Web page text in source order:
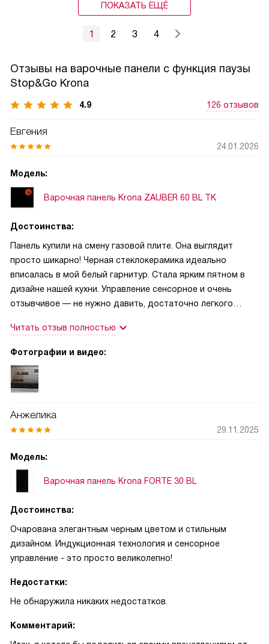
ПОКАЗАТЬ ЕЩЁ
1 2 3 4
Отзывы на варочные панели с функция паузы
Stop&Go Krona
4.9 126 отзывов
Евгения
24.01.2026
Модель:
Варочная панель Krona ZAUBER 60 BL TK
Достоинства:
Панель купили на смену газовой плите. Она выглядит
просто шикарно! Черная стеклокерамика идеально
вписалась в мой белый гарнитур. Стала ярким пятном в
дизайне нашей кухни. Управление сенсорное и очень
отзывчивое — не нужно давить, достаточно легкого
звонят в дверь или нужно срочно отойти, нажимаю одну
кнопку, и варка ставится на паузу с сохранением всех
современной хозяйки.
Читать отзыв полностью
Фотографии и видео:
Анжелика
29.11.2025
Модель:
Варочная панель Krona FORTE 30 BL
Достоинства:
Очарована элегантным черным цветом и стильным
дизайном. Индукционная технология и сенсорное
управление - это просто великолепно!
Недостатки:
Не обнаружила никаких недостатков.
Комментарий: